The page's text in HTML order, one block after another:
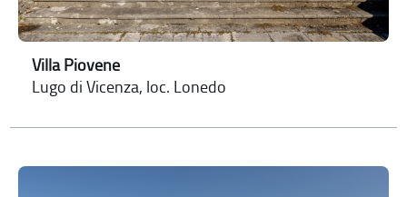
Villa Piovene
Lugo di Vicenza, loc. Lonedo